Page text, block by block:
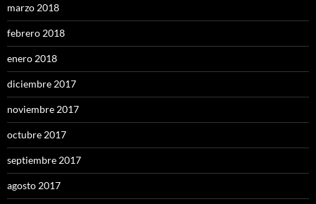
marzo 2018
febrero 2018
enero 2018
diciembre 2017
noviembre 2017
octubre 2017
septiembre 2017
agosto 2017